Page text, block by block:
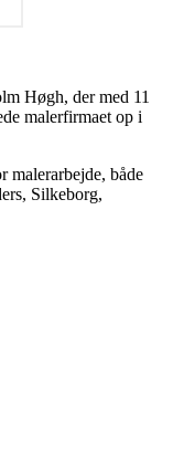
Høgh, der med 11
malerfirmaet op i
malerarbejde, både
Silkeborg,